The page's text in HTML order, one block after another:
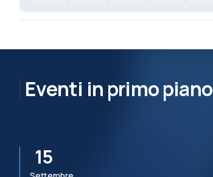
Eventi in primo piano
15